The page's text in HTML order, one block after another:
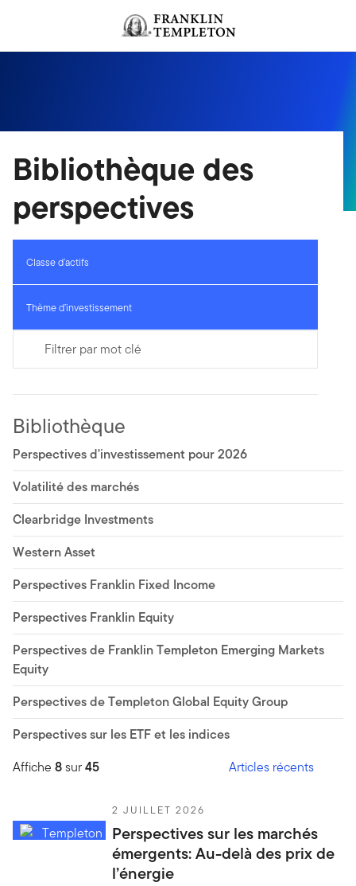
Header menu toggle
Bibliothèque des
perspectives
Classe d’actifs
Thème d’investissement
Filtrer par mot clé
Bibliothèque
Perspectives d'investissement pour 2026
Volatilité des marchés
Clearbridge Investments
Western Asset
Perspectives Franklin Fixed Income
Perspectives Franklin Equity
Perspectives de Franklin Templeton Emerging Markets
Equity
Perspectives de Templeton Global Equity Group
Perspectives sur les ETF et les indices
Affiche 8sur45 Articles récents
2 JUILLET 2026
Perspectives sur les marchés
émergents: Au-delà des prix de
l’énergie